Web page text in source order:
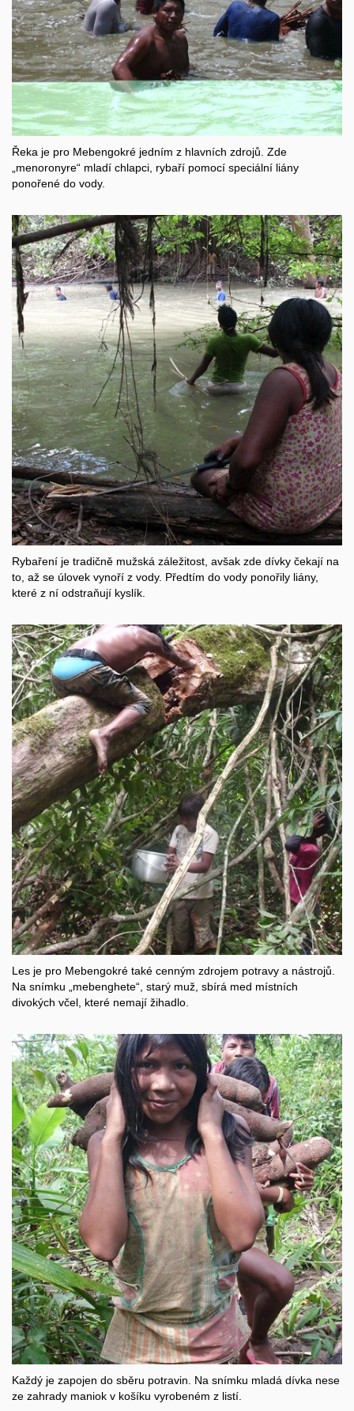
Řeka je pro Mebengokré jedním z hlavních zdrojů. Zde
„menoronyre“ mladí chlapci, rybaří pomocí speciální liány
ponořené do vody.
Rybaření je tradičně mužská záležitost, avšak zde dívky čekají na
to, až se úlovek vynoří z vody. Předtím do vody ponořily liány,
které z ní odstraňují kyslík.
Les je pro Mebengokré také cenným zdrojem potravy a nástrojů.
Na snímku „mebenghete“, starý muž, sbírá med místních
divokých včel, které nemají žihadlo.
Každý je zapojen do sběru potravin. Na snímku mladá dívka nese
ze zahrady maniok v košíku vyrobeném z listí.